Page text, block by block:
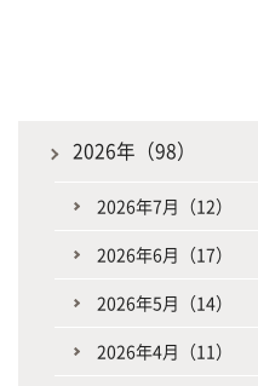
2026年（98）
2026年7月（12）
2026年6月（17）
2026年5月（14）
2026年4月（11）